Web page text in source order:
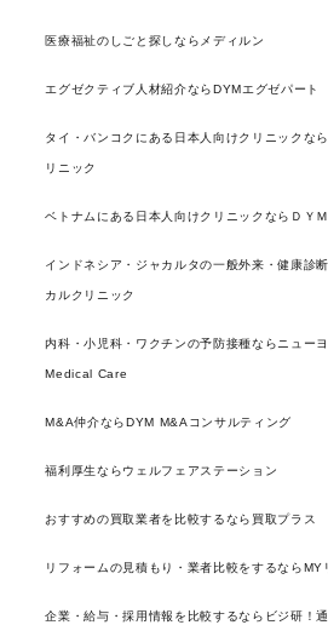
医療福祉のしごと探しならメディルン
エグゼクティブ人材紹介ならDYMエグゼパート
タイ・バンコクにある日本人向けクリニックな
リニック
ベトナムにある日本人向けクリニックならＤＹ
インドネシア・ジャカルタの一般外来・健康診
カルクリニック
内科・小児科・ワクチンの予防接種ならニュー
Medical Care
M&A仲介ならDYM M&Aコンサルティング
福利厚生ならウェルフェアステーション
おすすめの買取業者を比較するなら買取プラス
リフォームの見積もり・業者比較をするならMY
企業・給与・採用情報を比較するならビジ研！